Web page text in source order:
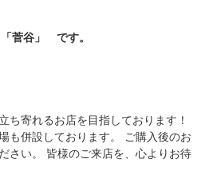
菅谷」 です。
ち寄れるお店を目指しております！
も併設しております。 ご購入後のお
さい。 皆様のご来店を、心よりお待